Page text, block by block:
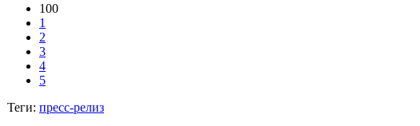
100
1
2
3
4
5
Теги: пресс-релиз